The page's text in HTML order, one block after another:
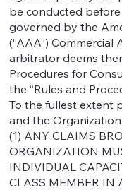
be conducted
governed by the
(“AAA”)
arbitrator deems
Procedures for
the “Rules and
To the fullest extent
and the
(1) ANY CLAIMS
ORGANIZATION
INDIVIDUAL
CLASS MEMBER IN